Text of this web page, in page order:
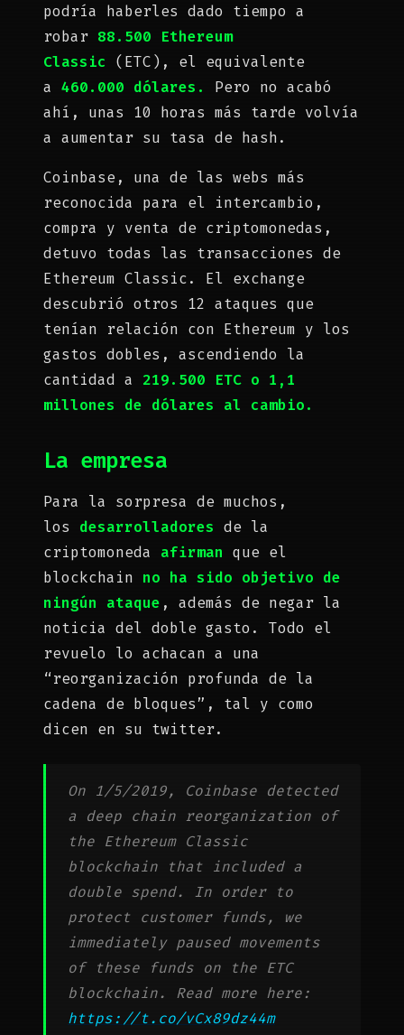
podría haberles dado tiempo a
robar 88.500 Ethereum
Classic
(ETC), el equivalente
a 460.000 dólares.
Pero no acabó
ahí, unas 10 horas más tarde volvía
a aumentar su tasa de hash.
Coinbase, una de las webs más
reconocida para el intercambio,
compra y venta de criptomonedas,
detuvo todas las transacciones de
Ethereum Classic. El exchange
descubrió otros 12 ataques que
tenían relación con Ethereum y los
gastos dobles, ascendiendo la
cantidad a
219.500 ETC o 1,1
millones de dólares al cambio.
La empresa
Para la sorpresa de muchos,
los
desarrolladores de la
criptomoneda
afirman que el
blockchain no ha sido objetivo de
ningún ataque , además de negar la
noticia del doble gasto. Todo el
revuelo lo achacan a una
“reorganización profunda de la
cadena de bloques”, tal y como
dicen en su twitter.
On 1/5/2019, Coinbase detected
a deep chain reorganization of
the Ethereum Classic
blockchain that included a
double spend. In order to
protect customer funds, we
immediately paused movements
of these funds on the ETC
blockchain. Read more here:
https://t.co/vCx89dz44m